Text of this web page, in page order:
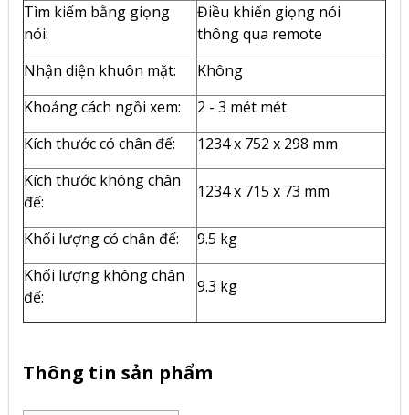
Tìm kiếm bằng giọng
nói:
Điều khiển giọng nói
thông qua remote
Nhận diện khuôn mặt:
Không
Khoảng cách ngồi xem:
2 - 3 mét mét
Kích thước có chân đế:
1234 x 752 x 298 mm
Kích thước không chân
đế:
1234 x 715 x 73 mm
Khối lượng có chân đế:
9.5 kg
Khối lượng không chân
đế:
9.3 kg
Thông tin sản phẩm